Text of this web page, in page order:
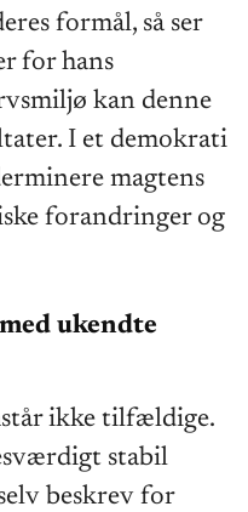
formål, så ser
for hans
kan denne
I et demokrati
magtens
forandringer og
ukendte
ikke tilfældige.
stabil
beskrev for